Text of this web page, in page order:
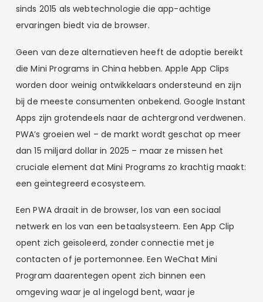
sinds 2015 als webtechnologie die app-achtige
ervaringen biedt via de browser.
Geen van deze alternatieven heeft de adoptie bereikt
die Mini Programs in China hebben. Apple App Clips
worden door weinig ontwikkelaars ondersteund en zijn
bij de meeste consumenten onbekend. Google Instant
Apps zijn grotendeels naar de achtergrond verdwenen.
PWA’s groeien wel – de markt wordt geschat op meer
dan 15 miljard dollar in 2025 – maar ze missen het
cruciale element dat Mini Programs zo krachtig maakt:
een geïntegreerd ecosysteem.
Een PWA draait in de browser, los van een sociaal
netwerk en los van een betaalsysteem. Een App Clip
opent zich geïsoleerd, zonder connectie met je
contacten of je portemonnee. Een WeChat Mini
Program daarentegen opent zich binnen een
omgeving waar je al ingelogd bent, waar je